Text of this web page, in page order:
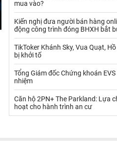
Than Thức
Thủy hải sản khác Tôm
Vàng
VLXD khác Xăng
Xi măng - Clynker
mua vào?
Kiến nghị đưa người bán hàng
động công trình đóng BHXH bắt
TikToker Khánh Sky, Vua Quạt,
bị khởi tố
Tổng Giám đốc Chứng khoán
nhiệm
Căn hộ 2PN+ The Parkland: Lựa
hoạt cho hành trình an cư